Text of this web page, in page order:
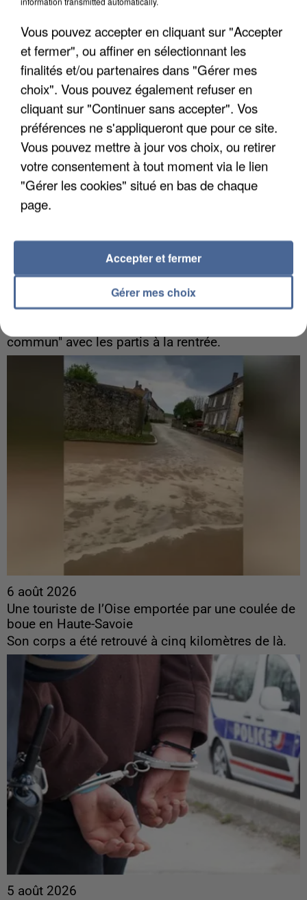
Un cofondateur du réseau avait été interpellé
quelques jours plus tôt.
6 août 2026
Gabriel Attal et Raphaël Glucksmann visés par des
ingérences...
commun" avec les partis à la rentrée.
6 août 2026
Une touriste de l’Oise emportée par une coulée de
boue en Haute-Savoie
Son corps a été retrouvé à cinq kilomètres de là.
5 août 2026
Vous pouvez accepter en cliquant sur "Accepter
et fermer", ou affiner en sélectionnant les
finalités et/ou partenaires dans "Gérer mes
choix". Vous pouvez également refuser en
cliquant sur "Continuer sans accepter". Vos
préférences ne s'appliqueront que pour ce site.
Vous pouvez mettre à jour vos choix, ou retirer
votre consentement à tout moment via le lien
"Gérer les cookies" situé en bas de chaque
page.
Gérer mes choix
Accepter et fermer